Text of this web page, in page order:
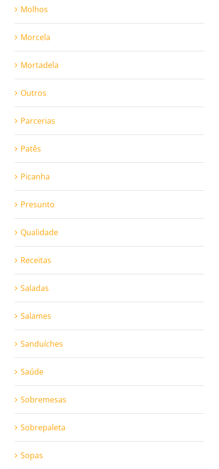
Molhos
Morcela
Mortadela
Outros
Parcerias
Patês
Picanha
Presunto
Qualidade
Receitas
Saladas
Salames
Sanduíches
Saúde
Sobremesas
Sobrepaleta
Sopas